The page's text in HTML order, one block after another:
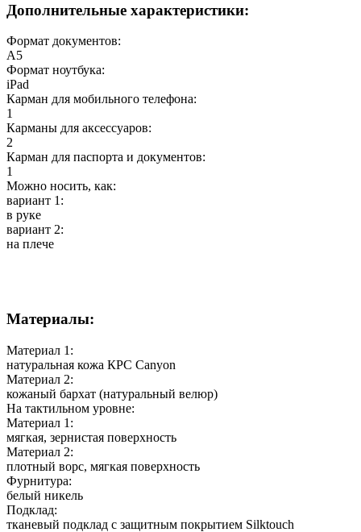
Дополнительные характеристики:
Формат документов:
А5
Формат ноутбука:
iPad
Карман для мобильного телефона:
1
Карманы для аксессуаров:
2
Карман для паспорта и документов:
1
Можно носить, как:
вариант 1:
в руке
вариант 2:
на плече
Материалы:
Материал 1:
натуральная кожа КРС Canyon
Материал 2:
кожаный бархат (натуральный велюр)
На тактильном уровне:
Материал 1:
мягкая, зернистая поверхность
Материал 2:
плотный ворс, мягкая поверхность
Фурнитура:
белый никель
Подклад:
тканевый подклад с защитным покрытием Silktouch